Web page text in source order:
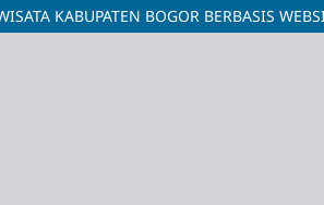
KABUPATEN BOGOR BERBASIS